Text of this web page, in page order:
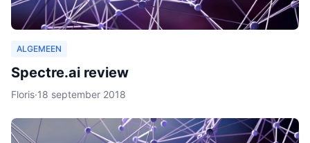
ALGEMEEN
Spectre.ai review
Floris·18 september 2018